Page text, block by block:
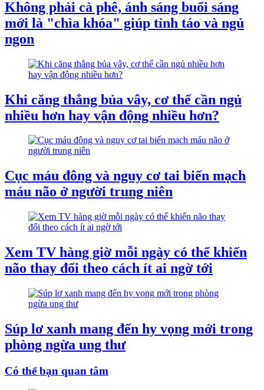
Không phải cà phê, ánh sáng buổi sáng
mới là "chìa khóa" giúp tỉnh táo và ngủ
ngon
Khi căng thẳng bủa vây, cơ thể cần ngủ
nhiều hơn hay vận động nhiều hơn?
Cục máu đông và nguy cơ tai biến mạch
máu não ở người trung niên
Xem TV hàng giờ mỗi ngày có thể khiến
não thay đổi theo cách ít ai ngờ tới
Súp lơ xanh mang đến hy vọng mới trong
phòng ngừa ung thư
Có thể bạn quan tâm